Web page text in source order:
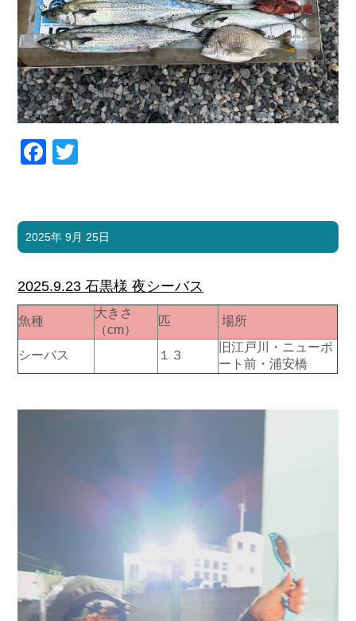
Facebook
2025年 9月 25日
2025.9.23 石黒様 夜シーバス
魚種
大きさ
（cm）
匹 場所
シーバス １３
旧江戸川・ニューポ
ート前・浦安橋